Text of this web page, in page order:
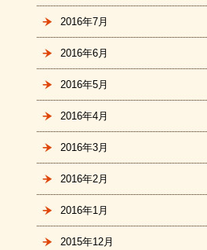
2016年7月
2016年6月
2016年5月
2016年4月
2016年3月
2016年2月
2016年1月
2015年12月